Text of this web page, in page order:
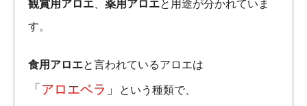
観賞用アロエ
薬用アロエと用途が分かれていま
す。
食用アロエと言われているアロエは
「 アロエベラ 」 という種類で、